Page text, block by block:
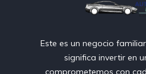
Este es un negocio
significa invertir en
comprometemos con